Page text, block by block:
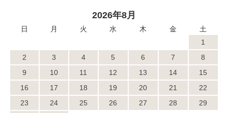
2026年8月
日 月 火 水 木 金
土
1
2
3 4 5 6 7
8
9
10 11 12 13 14
15
16
17 18 19 20 21
22
23
24 25 26 27 28
29